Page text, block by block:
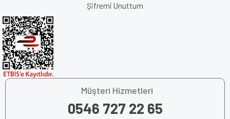
Şifremi Unuttum
Müşteri Hizmetleri
0546 727 22 65